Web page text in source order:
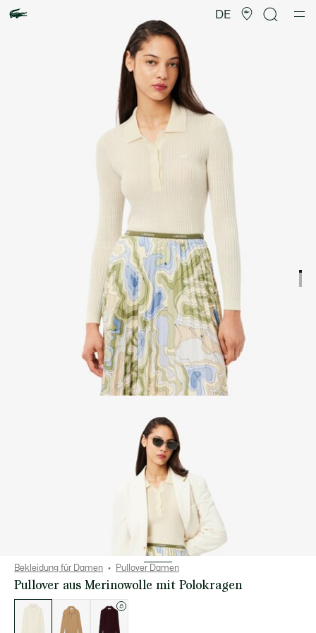
DE
Bekleidung für Damen Pullover Damen
Pullover aus Merinowolle mit Polokragen
der